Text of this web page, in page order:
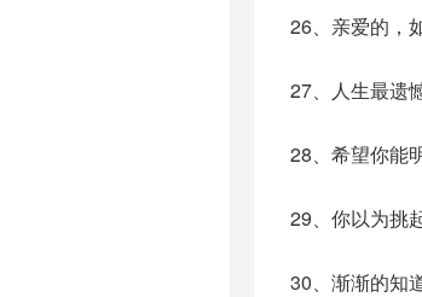
26、亲爱的，
27、人生最遗
28、希望你能
29、你以为挑
30、渐渐的知